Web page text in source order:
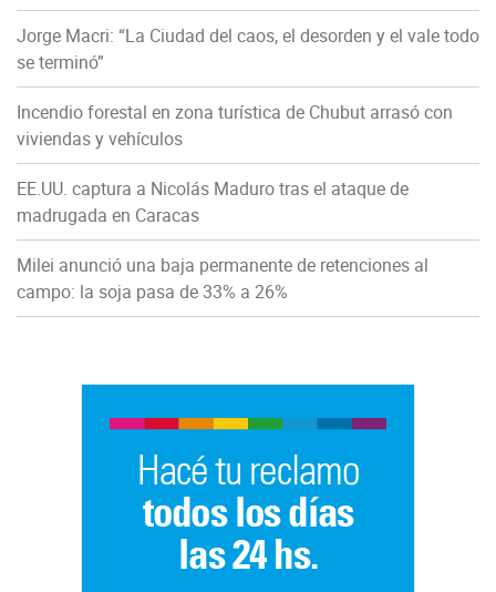
Jorge Macri: “La Ciudad del caos, el desorden y el vale todo
se terminó”
Incendio forestal en zona turística de Chubut arrasó con
viviendas y vehículos
EE.UU. captura a Nicolás Maduro tras el ataque de
madrugada en Caracas
Milei anunció una baja permanente de retenciones al
campo: la soja pasa de 33% a 26%